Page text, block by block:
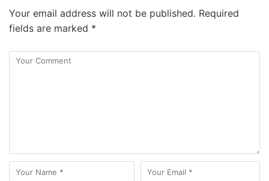
Your email address will not be published. Required
fields are marked *